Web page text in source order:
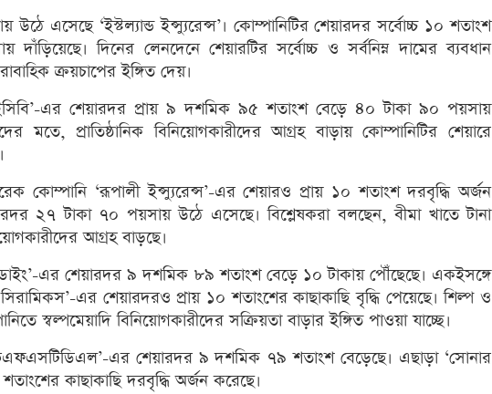
উঠে এসেছে ‘ইস্টল্যান্ড ইন্স্যুরেন্স’। কোম্পানিটির শেয়ারদর সর্বোচ্চ ১০ শতাংশ
দিনের লেনদেনে শেয়ারটির সর্বোচ্চ ও সর্বনিম্ন দামের ব্যবধান
ক্রয়চাপের ইঙ্গিত দেয়।
এর শেয়ারদর প্রায় ৯ দশমিক ৯৫ শতাংশ বেড়ে ৪০ টাকা ৯০ পয়সায়
মতে, প্রাতিষ্ঠানিক বিনিয়োগকারীদের আগ্রহ বাড়ায় কোম্পানিটির শেয়ারে
কোম্পানি ‘রূপালী ইন্স্যুরেন্স’-এর শেয়ারও প্রায় ১০ শতাংশ দরবৃদ্ধি অর্জন
২৭ টাকা ৭০ পয়সায় উঠে এসেছে। বিশ্লেষকরা বলছেন, বীমা খাতে টানা
আগ্রহ বাড়ছে।
এর শেয়ারদর ৯ দশমিক ৮৯ শতাংশ বেড়ে ১০ টাকায় পৌঁছেছে। একইসঙ্গে
এর শেয়ারদরও প্রায় ১০ শতাংশের কাছাকাছি বৃদ্ধি পেয়েছে। শিল্প ও
স্বল্পমেয়াদি বিনিয়োগকারীদের সক্রিয়তা বাড়ার ইঙ্গিত পাওয়া যাচ্ছে।
এর শেয়ারদর ৯ দশমিক ৭৯ শতাংশ বেড়েছে। এছাড়া ‘সোনার
শতাংশের কাছাকাছি দরবৃদ্ধি অর্জন করেছে।